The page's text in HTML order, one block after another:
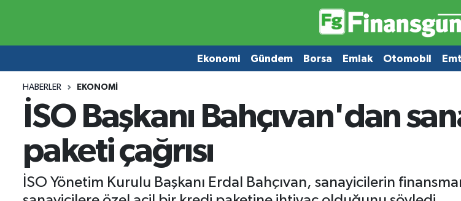
Ekonomi Gündem Borsa Emlak Otomobil
HABERLER EKONOMI
İSO Başkanı Bahçıvan'dan
paketi çağrısı
İSO Yönetim Kurulu Başkanı Erdal Bahçıvan, sanayicilerin
Ekonomi
Borsa
Emlak
Ekonomi
Borsa
Emlak